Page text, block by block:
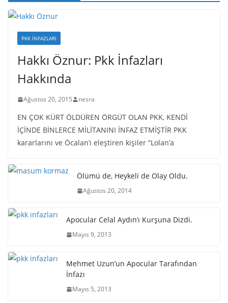
PKK İNFAZLARI
Hakkı Öznur: Pkk İnfazları
Hakkında
Ağustos 20, 2015 nesra
EN ÇOK KÜRT ÖLDÜREN ÖRGÜT OLAN PKK, KENDİ
İÇİNDE BİNLERCE MİLİTANINI İNFAZ ETMİŞTİR PKK
kararlarını ve Öcalan’ı eleştiren kişiler “Lolan’a
Ölümü de, Heykeli de Olay Oldu.
Ağustos 20, 2014
Apocular Celal Aydın’ı Kurşuna Dizdi.
Mayıs 9, 2013
Mehmet Uzun’un Apocular Tarafından
İnfazı
Mayıs 5, 2013